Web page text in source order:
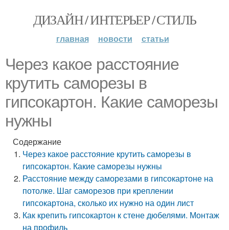
ДИЗАЙН / ИНТЕРЬЕР / СТИЛЬ
главная новости статьи
Через какое расстояние
крутить саморезы в
гипсокартон. Какие саморезы
нужны
Содержание
Через какое расстояние крутить саморезы в
гипсокартон. Какие саморезы нужны
Расстояние между саморезами в гипсокартоне на
потолке. Шаг саморезов при креплении
гипсокартона, сколько их нужно на один лист
Как крепить гипсокартон к стене дюбелями. Монтаж
на профиль